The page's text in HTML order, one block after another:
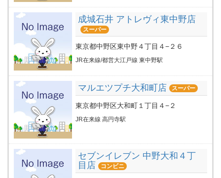
成城石井 アトレヴィ東中野店
スーパー
東京都中野区東中野４丁目４−２６
JR在来線/都営大江戸線 東中野駅
マルエツプチ大和町店 スーパー
東京都中野区大和町１丁目４−２
JR在来線 高円寺駅
セブンイレブン 中野大和４丁
目店
コンビニ